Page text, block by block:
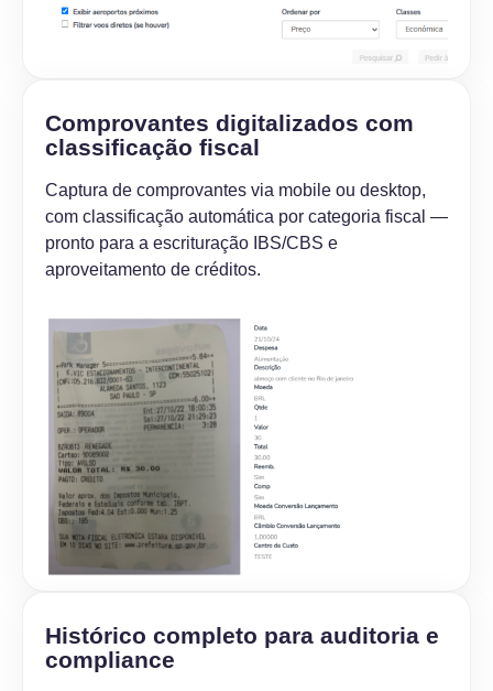
Comprovantes digitalizados com
classificação fiscal
Captura de comprovantes via mobile ou desktop,
com classificação automática por categoria fiscal —
pronto para a escrituração IBS/CBS e
aproveitamento de créditos.
Histórico completo para auditoria e
compliance